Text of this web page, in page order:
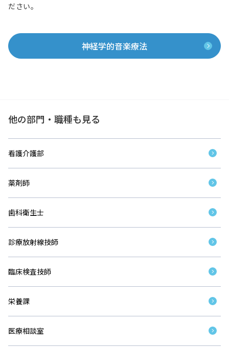
ださい。
神経学的音楽療法
他の部門・職種も見る
看護介護部
薬剤師
歯科衛生士
診療放射線技師
臨床検査技師
栄養課
医療相談室